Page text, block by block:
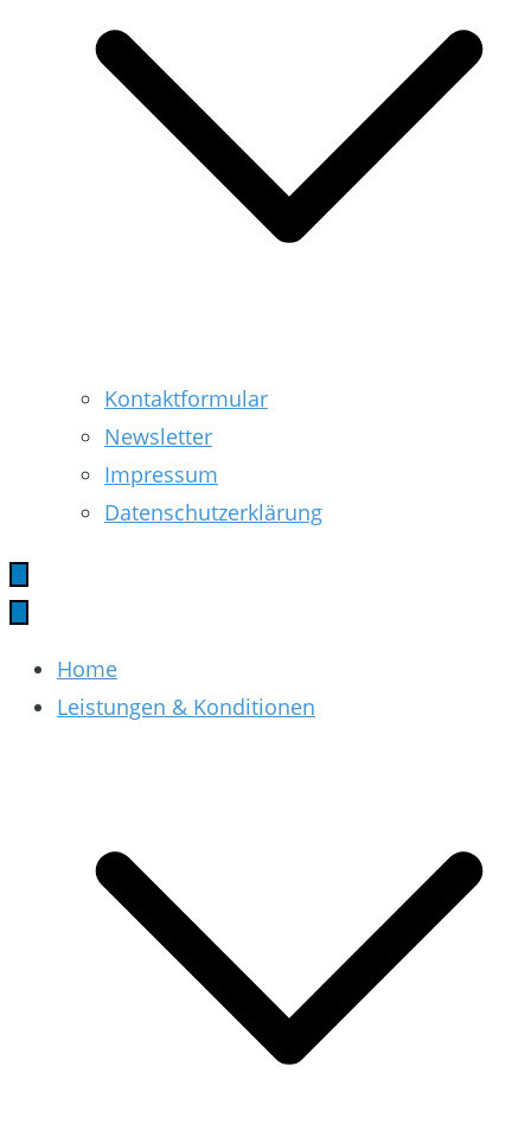
Kontaktformular
Newsletter
Impressum
Datenschutzerklärung
Home
Leistungen & Konditionen